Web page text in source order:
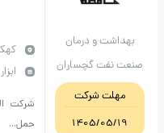
و درمان
گچساران
شرکت
1405/
كهكيلويه و
ابزار دقیق
شرکت الزاماً
حمل...